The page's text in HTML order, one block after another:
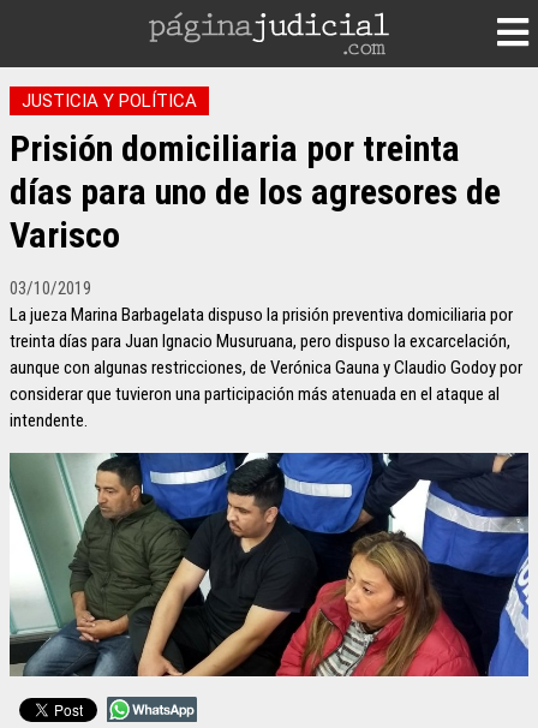
JUSTICIA Y POLÍTICA
Prisión domiciliaria por treinta
días para uno de los agresores de
Varisco
03/10/2019
La jueza Marina Barbagelata dispuso la prisión preventiva domiciliaria por
treinta días para Juan Ignacio Musuruana, pero dispuso la excarcelación,
aunque con algunas restricciones, de Verónica Gauna y Claudio Godoy por
considerar que tuvieron una participación más atenuada en el ataque al
intendente.